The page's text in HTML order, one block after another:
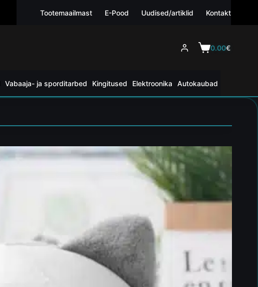
Tootemaailmast E-Pood Uudised/artiklid Kontakt
0.00€
Vabaaja- ja sporditarbed Kingitused Elektroonika Autokaubad